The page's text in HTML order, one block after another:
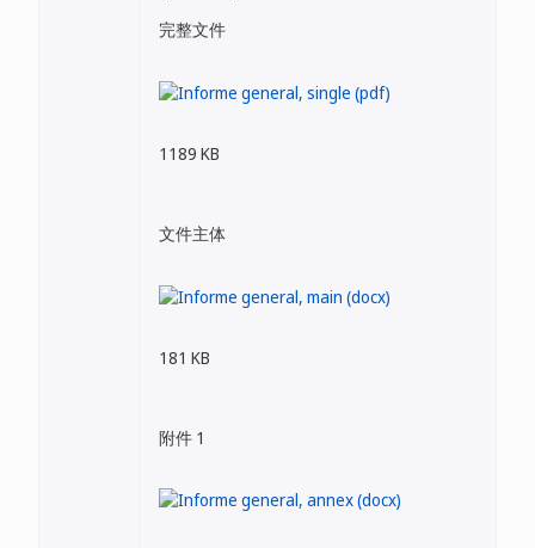
完整文件
1189 KB
文件主体
181 KB
附件 1